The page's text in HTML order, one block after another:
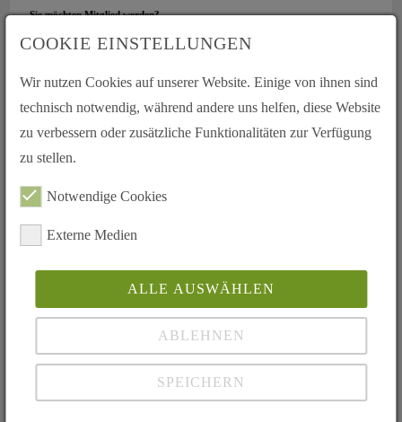
Sie möchten Mitglied werden?
Hier können Sie spenden
Mein Ausweis meine Entscheidung
COOKIE EINSTELLUNGEN
Wir nutzen Cookies auf unserer Website. Einige von ihnen sind
technisch notwendig, während andere uns helfen, diese Website
zu verbessern oder zusätzliche Funktionalitäten zur Verfügung
zu stellen.
Notwendige Cookies
Externe Medien
ALLE AUSWÄHLEN
ABLEHNEN
SPEICHERN